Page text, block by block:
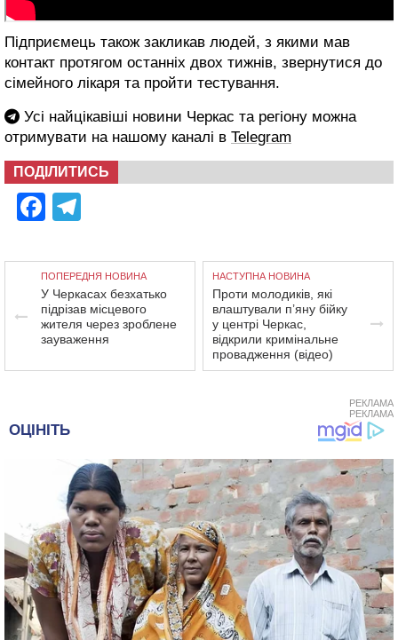
Підприємець також закликав людей, з якими мав
контакт протягом останніх двох тижнів, звернутися до
сімейного лікаря та пройти тестування.
Усі найцікавіші новини Черкас та регіону можна
отримувати на нашому каналі в Telegram
ПОДІЛИТИСЬ
Facebook
ПОПЕРЕДНЯ НОВИНА
У Черкасах безхатько
підрізав місцевого
жителя через зроблене
зауваження
НАСТУПНА НОВИНА
Проти молодиків, які
влаштували п’яну бійку
у центрі Черкас,
відкрили кримінальне
провадження (відео)
РЕКЛАМА
РЕКЛАМА